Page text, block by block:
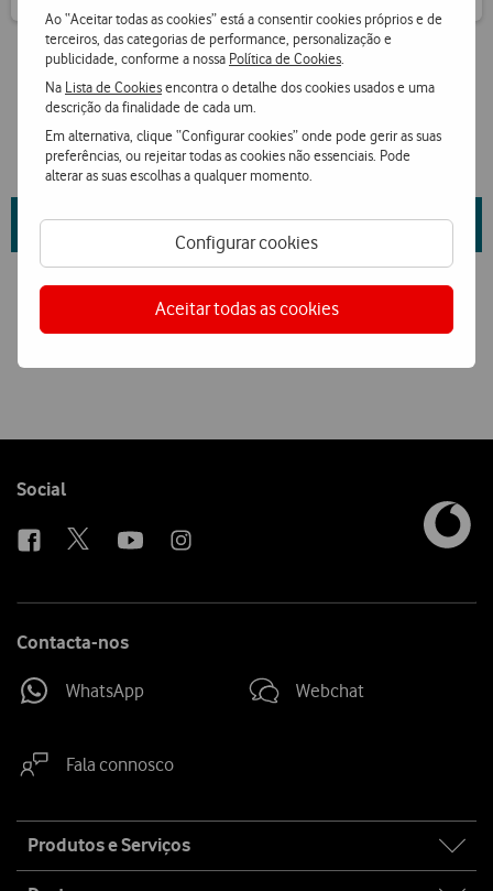
Ao “Aceitar todas as cookies” está a consentir cookies próprios e de
terceiros, das categorias de performance, personalização e
publicidade, conforme a nossa Política de Cookies
Na Lista de Cookiesencontra o detalhe dos cookies usados e uma
descrição da finalidade de cada um.
Em alternativa, clique “Configurar cookies” onde pode gerir as suas
preferências, ou rejeitar todas as cookies não essenciais. Pode
alterar as suas escolhas a qualquer momento.
Configurar cookies
Aceitar todas as cookies
Saiba mais sobre as propriedades da marca e fornecedoraqui.
Ver condições Loja Online
Follow
Social
Contacta-nos
WhatsApp Webchat
Fala connosco
map
Produtos e Serviços